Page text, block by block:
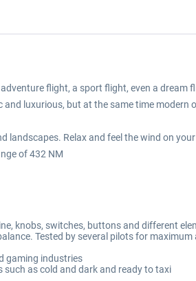
flight, a sport flight, even a dream
luxurious, but at the same time
landscapes. Relax and feel the wind on
of 432 NM
knobs, switches, buttons and different
Tested by several pilots for maximum
gaming industries
as cold and dark and ready to taxi